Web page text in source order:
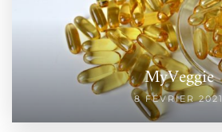
MyVeggie
8 FÉVRIER 2021